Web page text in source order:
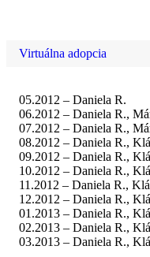
Virtuálna adopcia
05.2012 – Daniela R.
06.2012 – Daniela R.,
07.2012 – Daniela R.,
08.2012 – Daniela R.,
09.2012 – Daniela R.,
10.2012 – Daniela R.,
11.2012 – Daniela R.,
12.2012 – Daniela R.,
01.2013 – Daniela R.,
02.2013 – Daniela R.,
03.2013 – Daniela R.,